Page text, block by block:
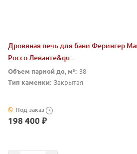
Дровяная печь для бани Ферингер
Россо Леванте&qu...
Объем парной до, м³: 38
Тип каменки: Закрытая
Под заказ ?
198 400 ₽